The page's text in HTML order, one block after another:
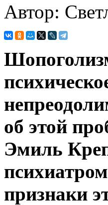
Автор:
об этой
Эмиль
признаки